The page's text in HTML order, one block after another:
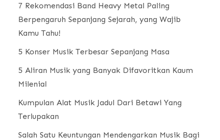
7 Rekomendasi Band Heavy Metal Paling
Berpengaruh Sepanjang Sejarah, yang Wajib
Kamu Tahu!
5 Konser Musik Terbesar Sepanjang Masa
5 Aliran Musik yang Banyak Difavoritkan Kaum
Milenial
Kumpulan Alat Musik Jadul Dari Betawi Yang
Terlupakan
Salah Satu Keuntungan Mendengarkan Musik Bagi